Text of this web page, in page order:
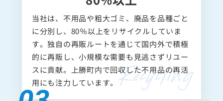
当社は、不用品や粗大ゴミ、廃品を品種ごと
に分別し、80％以上をリサイクルしていま
す。独自の再販ルートを通じて国内外で積極
的に再販し、小規模な需要も見逃さずリユー
スに貢献。上勝町内で回収した不用品の再活
用にも注力しています。